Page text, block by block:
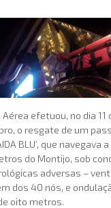
Aérea efetuou, no dia 11
o resgate de um
BLU’, que navegava
do Montijo, sob
adversas –
dos 40 nós, e
oito metros.